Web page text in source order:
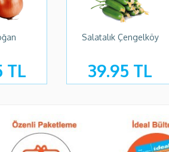
TL
Salatalık Çengelköy
39.95 TL